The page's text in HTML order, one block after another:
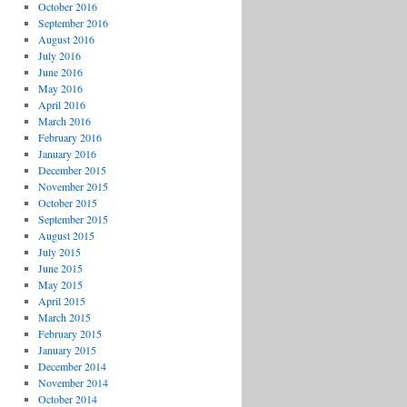
October 2016
September 2016
August 2016
July 2016
June 2016
May 2016
April 2016
March 2016
February 2016
January 2016
December 2015
November 2015
October 2015
September 2015
August 2015
July 2015
June 2015
May 2015
April 2015
March 2015
February 2015
January 2015
December 2014
November 2014
October 2014